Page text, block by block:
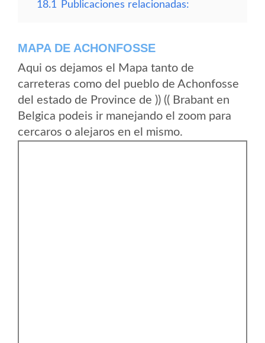
18.1
Publicaciones relacionadas:
MAPA DE ACHONFOSSE
Aqui os dejamos el Mapa tanto de
carreteras como del pueblo de Achonfosse
del estado de Province de )) (( Brabant en
Belgica podeis ir manejando el zoom para
cercaros o alejaros en el mismo.